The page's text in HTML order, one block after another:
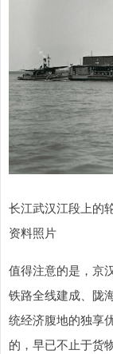
长江武汉江段上的
资料照片
值得注意的是，京
铁路全线建成、陇
统经济腹地的独享
的，早已不止于货